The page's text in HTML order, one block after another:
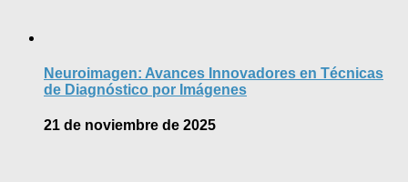
Neuroimagen: Avances Innovadores en Técnicas
de Diagnóstico por Imágenes
21 de noviembre de 2025